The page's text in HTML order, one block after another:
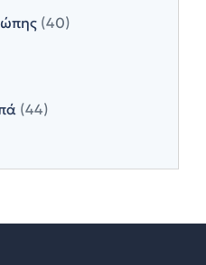
(40)
(44)